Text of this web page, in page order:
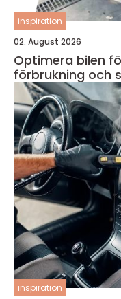
inspiration
02. August 2026
Optimera bilen
förbrukning och
inspiration